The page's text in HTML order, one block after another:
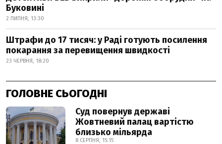
Буковині
2 ЛИПНЯ, 13:30
Штрафи до 17 тисяч: у Раді готують посилення
покарання за перевищення швидкості
23 ЧЕРВНЯ, 18:20
ГОЛОВНЕ СЬОГОДНІ
Суд повернув державі
Жовтневий палац вартістю
близько мільярда
8 СЕРПНЯ, 15:15